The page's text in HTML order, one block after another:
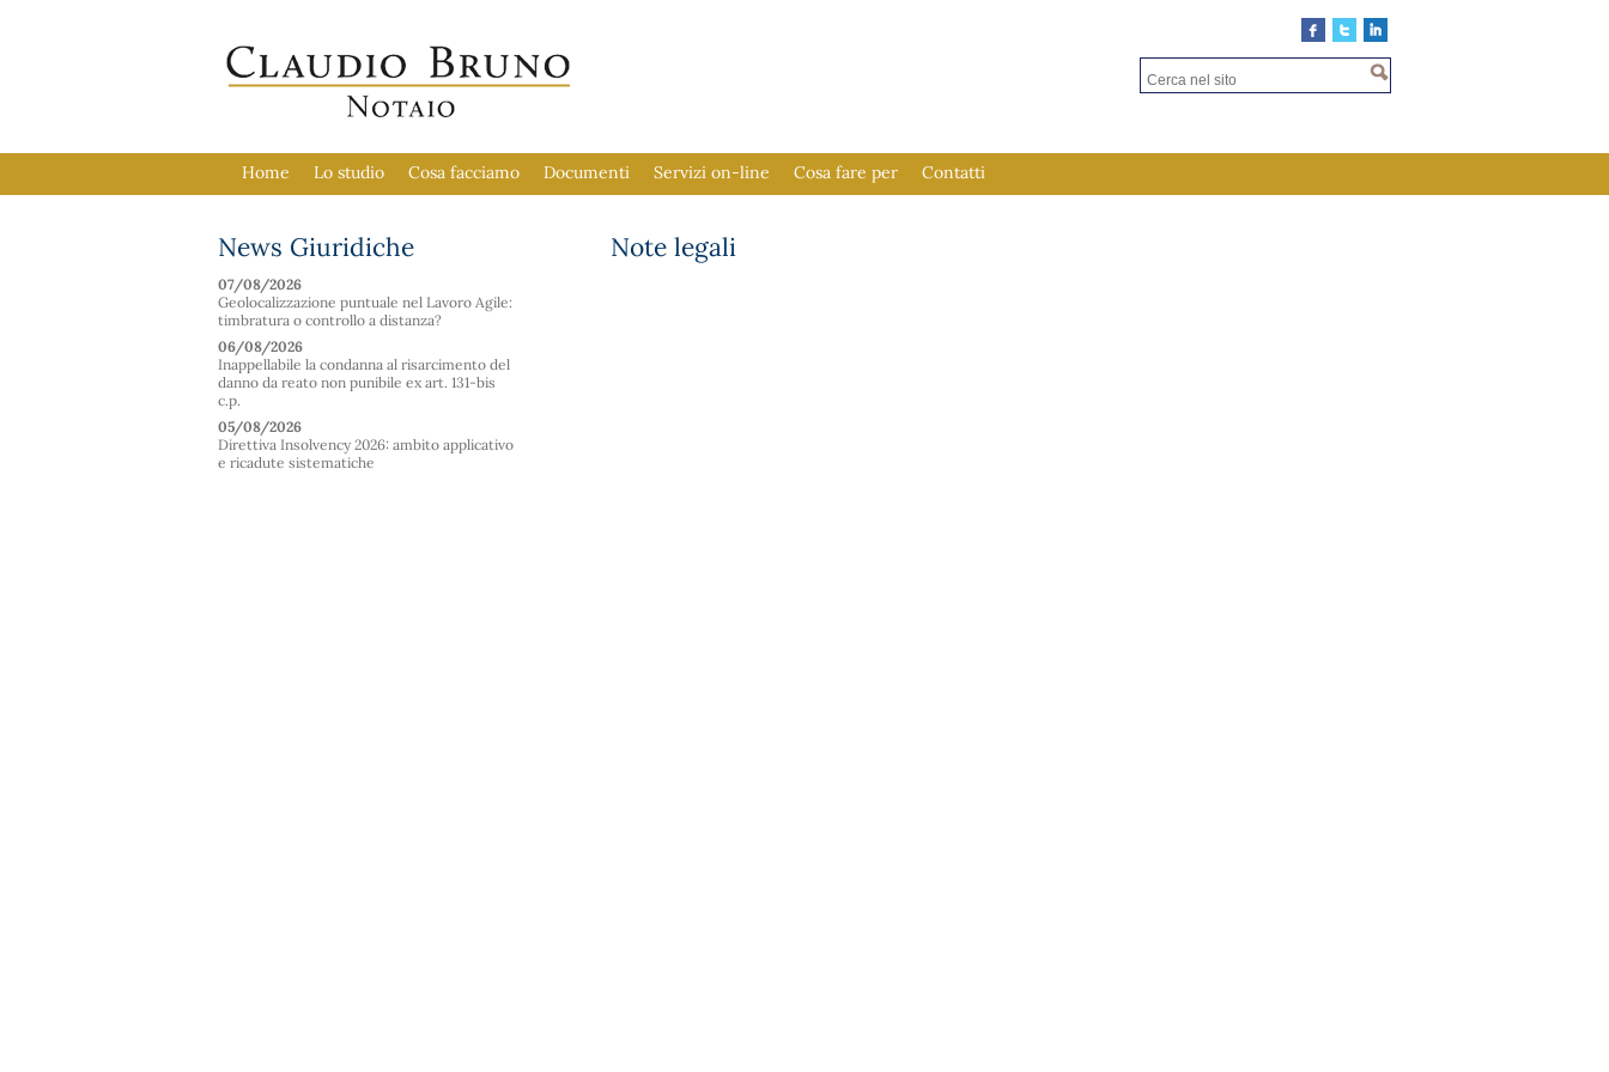
Home Lo studio Cosa facciamo Documenti Servizi on-line Cosa fare per Contatti
Note legali
News Giuridiche
07/08/2026
Geolocalizzazione puntuale nel Lavoro Agile:
timbratura o controllo a distanza?
06/08/2026
Inappellabile la condanna al risarcimento del
danno da reato non punibile ex art. 131-bis
c.p.
05/08/2026
Direttiva Insolvency 2026: ambito applicativo
e ricadute sistematiche